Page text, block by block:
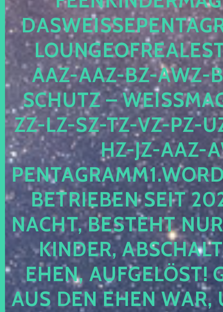
AZ-AAZ-BZ-AWZ-
CHUTZ –
-LZ-SZ-TZ-VZ-PZ-UZ-
-JZ-AAZ-
TRIEBEN SEIT 2024
CHT, BESTEHT NUR
NDER,
EN, AUFGELÖST!
S DEN EHEN WAR,